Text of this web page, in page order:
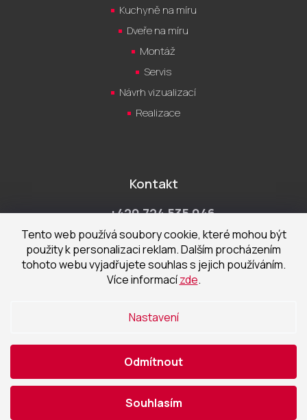
Tento web používá soubory cookie, které mohou být
použity k personalizaci reklam. Dalším procházením
tohoto webu vyjadřujete souhlas s jejich používáním.
Více informacízde.
Nastavení
Odmítnout
Souhlasím
Kuchyně na míru
Dveře na míru
Montáž
Servis
Návrh vizualizací
Realizace
Kontakt
+420 724 535 046
Po-Pá 9:00 - 18:00 hod
obchod@cecetka.cz
370 01 České Budějovice
Vytvořil Shoptet
ČEČETKA s.r.o.. Všechna práva vyhrazena.